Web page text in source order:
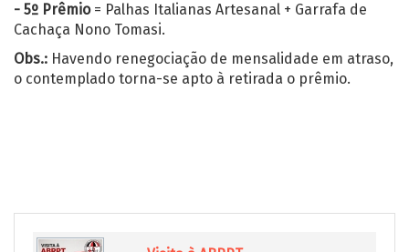
- 5º Prêmio= Palhas Italianas Artesanal + Garrafa de
Cachaça Nono Tomasi.
Obs.: Havendo renegociação de mensalidade em atraso,
o contemplado torna-se apto à retirada o prêmio.